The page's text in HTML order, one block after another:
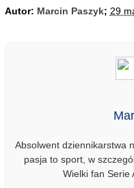
Autor: Marcin Paszyk; 29
Absolwent dziennikarstwa
pasja to sport, w
Wielki fan Serie